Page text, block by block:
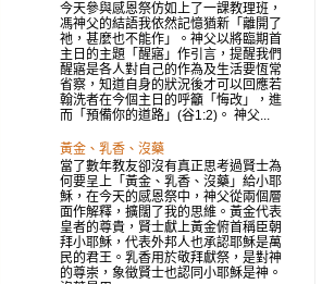
今天參與感恩祭仿如上了一課教理班，
馮神父的結語我依然記憶猶新「離開了
祂，甚麼也不能作」。神父以將臨期首
主日的主題「醒寤」作引言，提醒我們
醒寤是各人對自己的作為及生活要恆常
省察，知道自身的狀況後才可以回應若
翰洗者在今個主日的呼籲「悔改」，進
而「預備你的道路」(谷1:2)。 神父...
黃金、乳香、沒藥
當了數年教友卻沒有真正思考過賢士為
何要呈上「黃金、乳香、沒藥」給小耶
穌，在今天的感恩祭中，神父從兩個層
面作解釋，擴闊了我的思維。黃金代表
皇者的尊貴，賢士獻上黃金俯首稱臣朝
拜小耶穌，代表外邦人也承認耶穌是萬
民的君王。乳香用於敬拜獻祭，是對神
的尊崇，象徵賢士也認同小耶穌是神。